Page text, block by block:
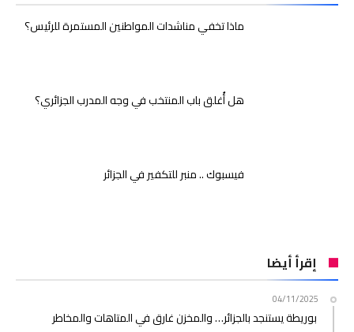
ماذا تخفي مناشدات المواطنين المستمرة للرئيس؟
هل أُغلق باب المنتخب في وجه المدرب الجزائري؟
فيسبوك .. منبر للتكفير في الجزائر
إقرأ أيضا
04/11/2025
بوريطة يستنجد بالجزائر… والمخزن غارق في المتاهات والمخاطر